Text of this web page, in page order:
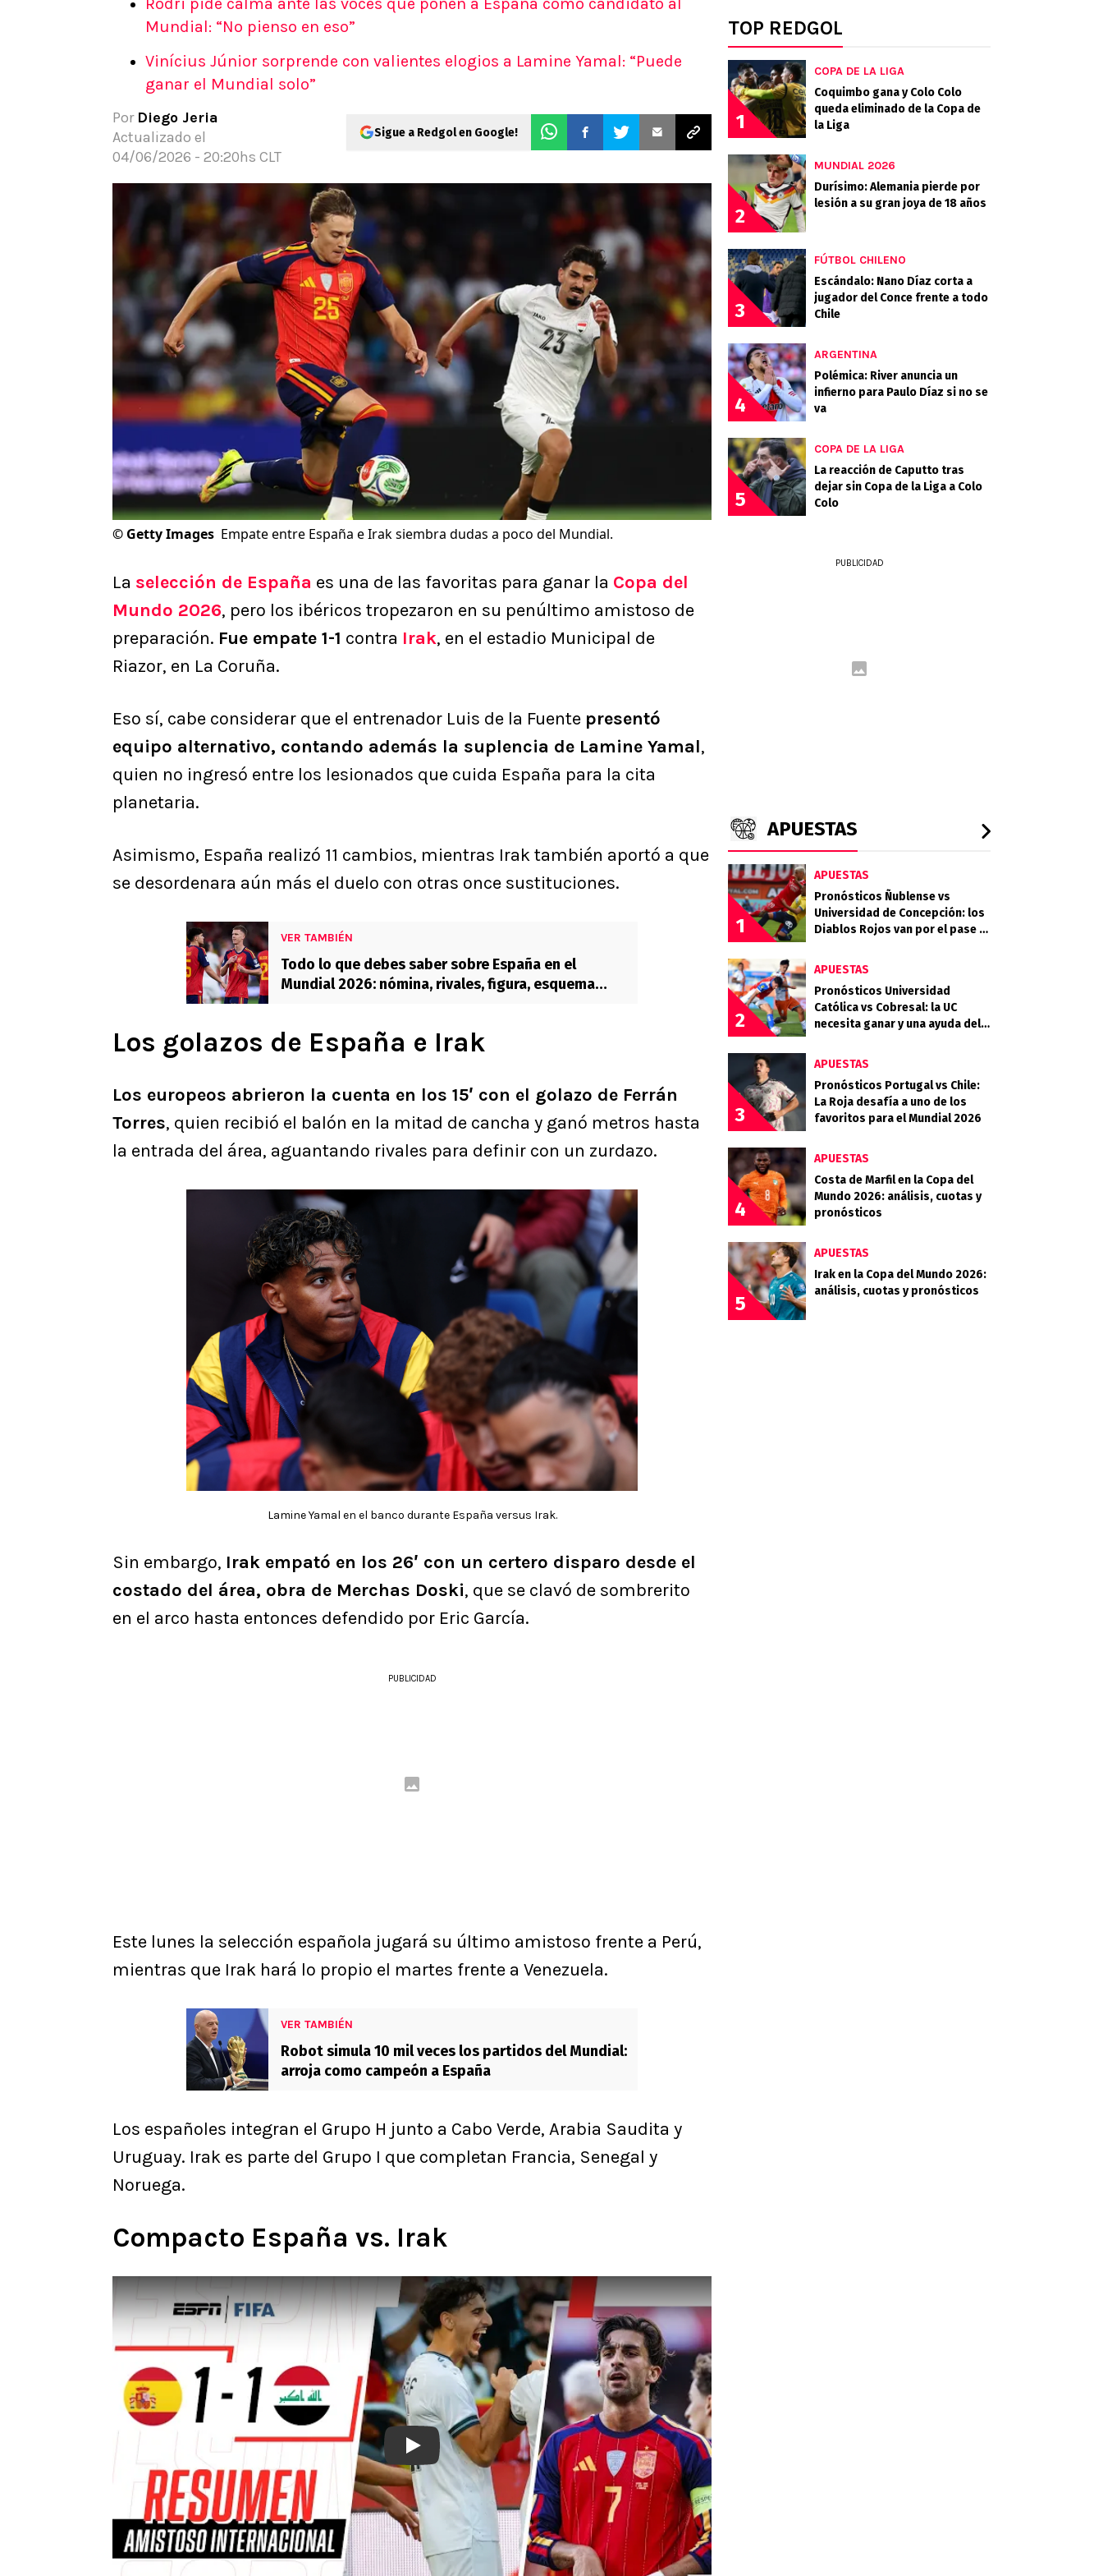
Pronósticos
Apuesta del día
Apuestas Mundial 2026
Mundial: “No pienso en eso”
Vinícius Júnior sorprende con valientes elogios a Lamine Yamal: “Puede
ganar el Mundial solo”
Por Diego Jeria
Actualizado el
04/06/2026 - 20:20hs CLT
Sigue a Redgol en Google!
© Getty Images Empate entre España e Irak siembra dudas a poco del Mundial.
La selección de España es una de las favoritas para ganar la Copa del
Mundo 2026, pero los ibéricos tropezaron en su penúltimo amistoso de
preparación. Fue empate 1-1 contra Irak, en el estadio Municipal de
Riazor, en La Coruña.
Eso sí, cabe considerar que el entrenador Luis de la Fuente presentó
equipo alternativo, contando además la suplencia de Lamine Yamal,
quien no ingresó entre los lesionados que cuida España para la cita
planetaria.
Asimismo, España realizó 11 cambios, mientras Irak también aportó a que
se desordenara aún más el duelo con otras once sustituciones.
VER TAMBIÉN
Todo lo que debes saber sobre España en el
Mundial 2026: nómina, rivales, figura, esquema
Los golazos de España e Irak
Los europeos abrieron la cuenta en los 15′ con el golazo de Ferrán
Torres, quien recibió el balón en la mitad de cancha y ganó metros hasta
la entrada del área, aguantando rivales para definir con un zurdazo.
Lamine Yamal en el banco durante España versus Irak.
Sin embargo, Irak empató en los 26′ con un certero disparo desde el
costado del área, obra de Merchas Doski, que se clavó de sombrerito
en el arco hasta entonces defendido por Eric García.
PUBLICIDAD
Este lunes la selección española jugará su último amistoso frente a Perú,
mientras que Irak hará lo propio el martes frente a Venezuela.
VER TAMBIÉN
Robot simula 10 mil veces los partidos del Mundial:
arroja como campeón a España
Los españoles integran el Grupo H junto a Cabo Verde, Arabia Saudita y
Uruguay. Irak es parte del Grupo I que completan Francia, Senegal y
Noruega.
Compacto España vs. Irak
Play
TOP REDGOL
1
COPA DE LA LIGA
Coquimbo gana y Colo Colo
queda eliminado de la Copa de
la Liga
2
MUNDIAL 2026
Durísimo: Alemania pierde por
lesión a su gran joya de 18 años
3
FÚTBOL CHILENO
Escándalo: Nano Díaz corta a
jugador del Conce frente a todo
Chile
4
ARGENTINA
Polémica: River anuncia un
infierno para Paulo Díaz si no se
va
5
COPA DE LA LIGA
La reacción de Caputto tras
dejar sin Copa de la Liga a Colo
Colo
PUBLICIDAD
APUESTAS
1
APUESTAS
Pronósticos Ñublense vs
Universidad de Concepción: los
Diablos Rojos van por el pase a
2
APUESTAS
Pronósticos Universidad
Católica vs Cobresal: la UC
necesita ganar y una ayuda del
3
APUESTAS
Pronósticos Portugal vs Chile:
La Roja desafía a uno de los
favoritos para el Mundial 2026
4
APUESTAS
Costa de Marfil en la Copa del
Mundo 2026: análisis, cuotas y
pronósticos
5
APUESTAS
Irak en la Copa del Mundo 2026:
análisis, cuotas y pronósticos